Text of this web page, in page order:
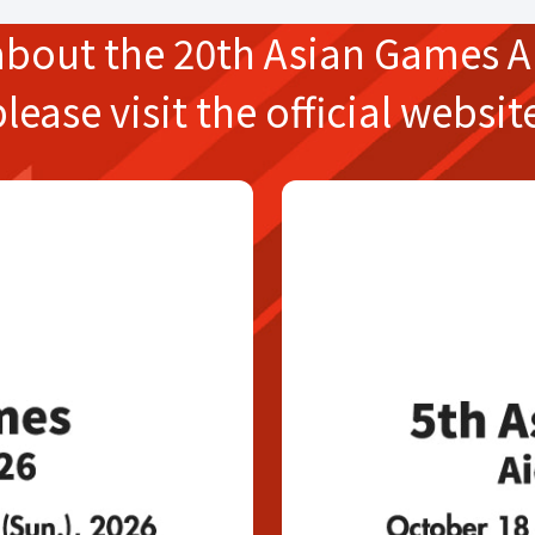
the20th Asian Games
visit the official